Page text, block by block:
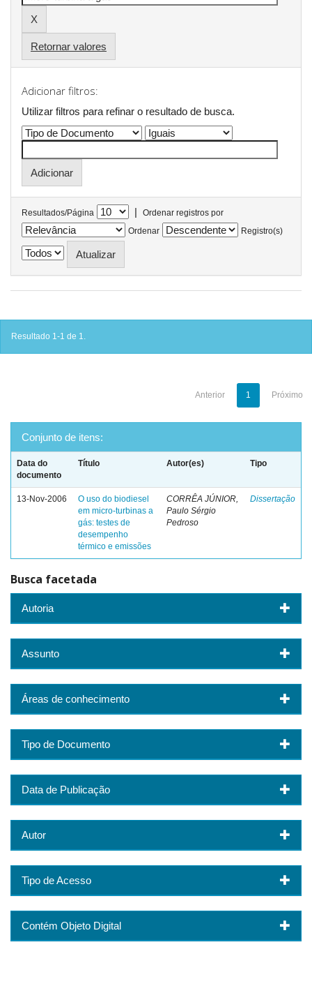
Retornar valores
Adicionar filtros:
Utilizar filtros para refinar o resultado de busca.
Resultados/Página |
Ordenar registros por
Ordenar
Registro(s)
Resultado 1-1 de 1.
Anterior 1 Próximo
Conjunto de itens:
Data do
documento
Título Autor(es) Tipo
13-Nov-2006
O uso do biodiesel
em micro-turbinas a
gás: testes de
desempenho
térmico e emissões
CORRÊA JÚNIOR,
Paulo Sérgio
Pedroso
Dissertação
Busca facetada
Autoria
Assunto
Áreas de conhecimento
Tipo de Documento
Data de Publicação
Autor
Tipo de Acesso
Contém Objeto Digital